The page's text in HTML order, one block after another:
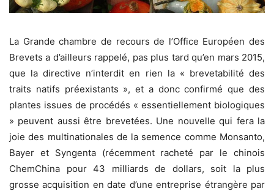
La Grande chambre de recours de l’Office Européen des
Brevets a d’ailleurs rappelé, pas plus tard qu’en mars 2015,
que la directive n’interdit en rien la « brevetabilité des
traits natifs préexistants », et a donc confirmé que des
plantes issues de procédés « essentiellement biologiques
» peuvent aussi être brevetées. Une nouvelle qui fera la
joie des multinationales de la semence comme Monsanto,
Bayer et Syngenta (récemment racheté par le chinois
ChemChina pour 43 milliards de dollars, soit la plus
grosse acquisition en date d’une entreprise étrangère par